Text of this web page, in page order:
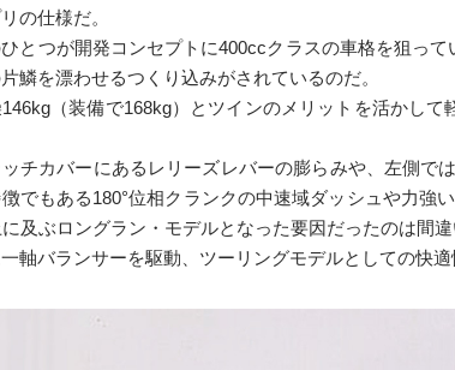
の仕様だ。
とつが開発コンセプトに400ccクラスの車格を狙っ
鱗を漂わせるつくり込みがされているのだ。
146kg（装備で168kg）とツインのメリットを活かし
チカバーにあるレリーズレバーの膨らみや、左側で
でもある180°位相クランクの中速域ダッシュや力
及ぶロングラン・モデルとなった要因だったのは間違
軸バランサーを駆動、ツーリングモデルとしての快適